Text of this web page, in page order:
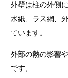
外壁は柱の外側
水紙、ラス網、
ています。
外部の熱の影響
です。